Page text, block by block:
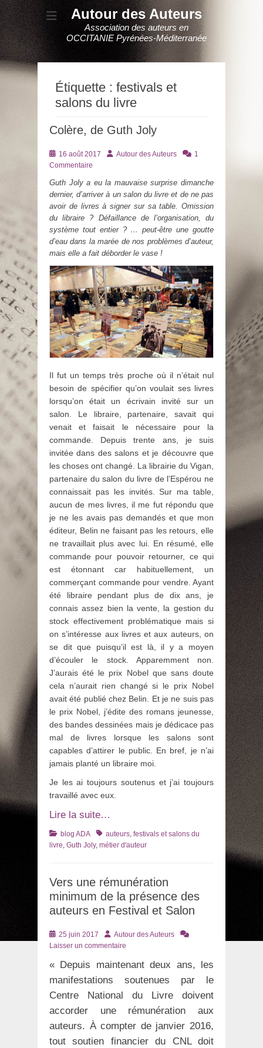
Autour des Auteurs
Association des auteurs en
OCCITANIE Pyrénées-Méditerranée
Étiquette : festivals et
salons du livre
Colère, de Guth Joly
Posté
le
16 août 2017 AuteurAutour des Auteurs
1
Commentaire
Guth Joly a eu la mauvaise surprise dimanche
dernier, d’arriver à un salon du livre et de ne pas
avoir de livres à signer sur sa table. Omission
du libraire ? Défaillance de l’organisation, du
système tout entier ? … peut-être une goutte
d’eau dans la marée de nos problèmes d’auteur,
mais elle a fait déborder le vase !
Il fut un temps très proche où il n’était nul
besoin de spécifier qu’on voulait ses livres
lorsqu’on était un écrivain invité sur un
salon. Le libraire, partenaire, savait qui
venait et faisait le nécessaire pour la
commande. Depuis trente ans, je suis
invitée dans des salons et je découvre que
les choses ont changé. La librairie du Vigan,
partenaire du salon du livre de l’Espérou ne
connaissait pas les invités. Sur ma table,
aucun de mes livres, il me fut répondu que
je ne les avais pas demandés et que mon
éditeur, Belin ne faisant pas les retours, elle
ne travaillait plus avec lui. En résumé, elle
commande pour pouvoir retourner, ce qui
est étonnant car habituellement, un
commerçant commande pour vendre. Ayant
été libraire pendant plus de dix ans, je
connais assez bien la vente, la gestion du
stock effectivement problématique mais si
on s’intéresse aux livres et aux auteurs, on
se dit que puisqu’il est là, il y a moyen
d’écouler le stock. Apparemment non.
J’aurais été le prix Nobel que sans doute
cela n’aurait rien changé si le prix Nobel
avait été publié chez Belin. Et je ne suis pas
le prix Nobel, j’édite des romans jeunesse,
des bandes dessinées mais je dédicace pas
mal de livres lorsque les salons sont
capables d’attirer le public. En bref, je n’ai
jamais planté un libraire moi.
Je les ai toujours soutenus et j’ai toujours
travaillé avec eux.
Lire la suite…
Catégories
blog ADA Tagsauteurs, festivals et salons du
livre, Guth Joly, métier d'auteur
Vers une rémunération
minimum de la présence des
auteurs en Festival et Salon
Posté
le
25 juin 2017 AuteurAutour des Auteurs
Laisser un commentaire
« Depuis maintenant deux ans, les
manifestations soutenues par le
Centre National du Livre doivent
accorder une rémunération aux
auteurs. À compter de janvier 2016,
tout soutien financier du CNL doit